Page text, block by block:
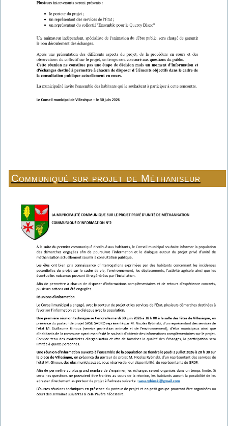
Communiqué sur projet de Méthaniseur